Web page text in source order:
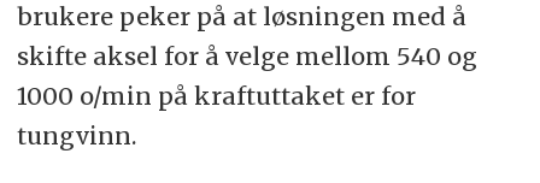
+ Bakkeklaring
+ Venderadius
brukere peker på at løsningen med å
skifte aksel for å velge mellom 540 og
1000 o/min på kraftuttaket er for
tungvinn.